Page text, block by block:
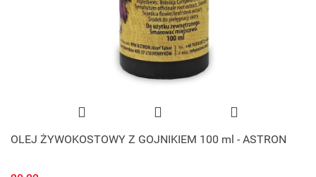
OLEJ ŻYWOKOSTOWY Z GOJNIKIEM 100 ml - ASTRON